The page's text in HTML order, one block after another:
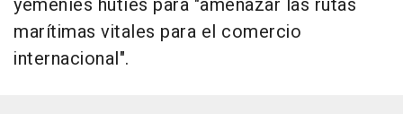
yemeníes hutíes para "amenazar las rutas
marítimas vitales para el comercio
internacional".